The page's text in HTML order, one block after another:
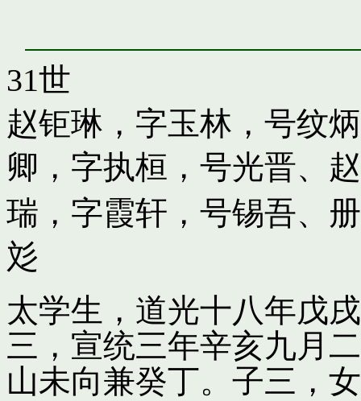
31世
赵钜琳，字玉林，号纹炳
卿，字执桓，号光晋、
瑞，字霞轩，号锡吾、
彣
太学生，道光十八年戊
三，宣统三年辛亥九月
山未向兼癸丁。子三，